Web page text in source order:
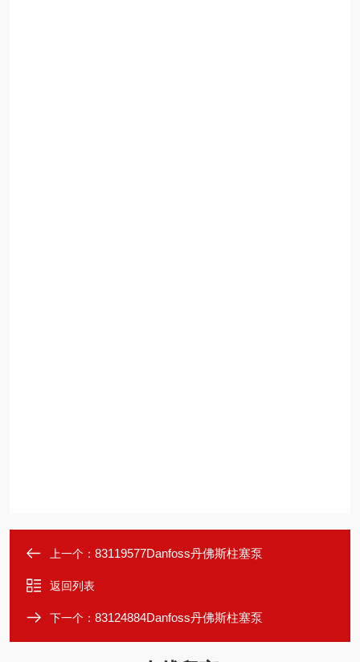
上一个： 83119577Danfoss丹佛斯柱塞泵
返回列表
下一个： 83124884Danfoss丹佛斯柱塞泵